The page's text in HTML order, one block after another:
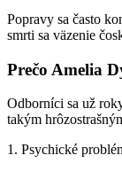
Popravy sa často
smrti sa väzenie
Prečo Amelia
Odborníci sa už
takým
1. Psychické